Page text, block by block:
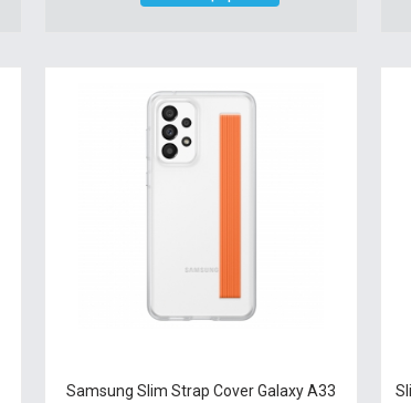
Samsung Slim Strap Cover Galaxy A33